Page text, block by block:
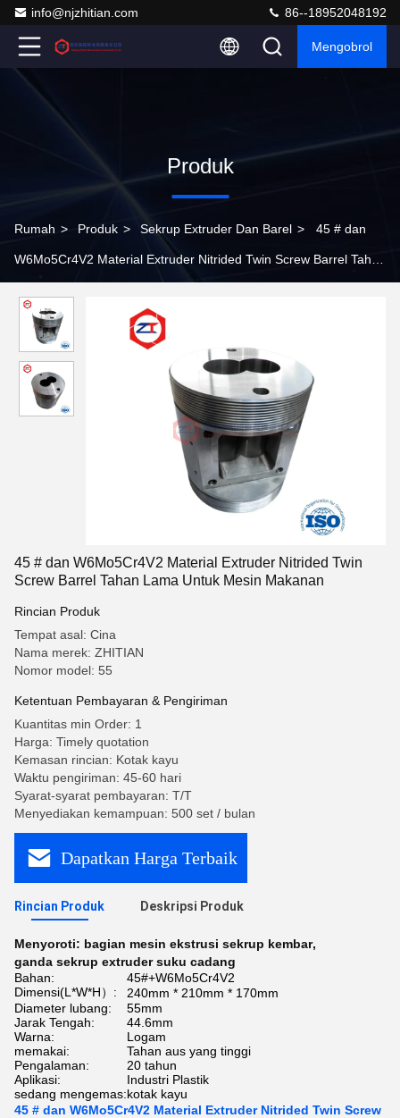
info@njzhitian.com 86--18952048192
Mengobrol
Produk
Rumah > Produk > Sekrup Extruder Dan Barel > 45 # dan
W6Mo5Cr4V2 Material Extruder Nitrided Twin Screw Barrel Tahan
45 # dan W6Mo5Cr4V2 Material Extruder Nitrided Twin
Screw Barrel Tahan Lama Untuk Mesin Makanan
Rincian Produk
Tempat asal: Cina
Nama merek: ZHITIAN
Nomor model: 55
Ketentuan Pembayaran & Pengiriman
Kuantitas min Order: 1
Harga: Timely quotation
Kemasan rincian: Kotak kayu
Waktu pengiriman: 45-60 hari
Syarat-syarat pembayaran: T/T
Menyediakan kemampuan: 500 set / bulan
Dapatkan Harga Terbaik
Rincian Produk Deskripsi Produk
Menyoroti: bagian mesin ekstrusi sekrup kembar,
ganda sekrup extruder suku cadang
Bahan:
45#+W6Mo5Cr4V2
Dimensi(L*W*H）:
240mm * 210mm * 170mm
Diameter lubang:
55mm
Jarak Tengah:
44.6mm
Warna:
Logam
memakai:
Tahan aus yang tinggi
Pengalaman:
20 tahun
Aplikasi:
Industri Plastik
sedang mengemas:kotak kayu
45 # dan W6Mo5Cr4V2 Material Extruder Nitrided Twin Screw